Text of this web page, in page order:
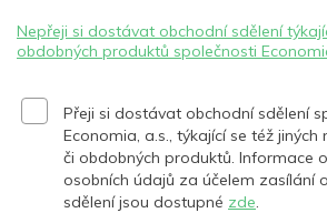
Nepřeji si dostávat obchodní sdělení
obdobných produktů společnosti
Přeji si dostávat obchodní sdělení
Economia, a.s., týkající se též jiných
či obdobných produktů. Informace
osobních údajů za účelem zasílání
sdělení jsou dostupné zde.